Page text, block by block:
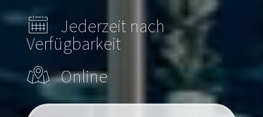
Jederzeit nach
Verfügbarkeit
Online